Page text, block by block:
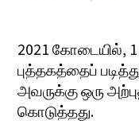
2021 கோடையில்,
புத்தகத்தைப்
அவருக்கு ஒரு
கொடுத்தது.